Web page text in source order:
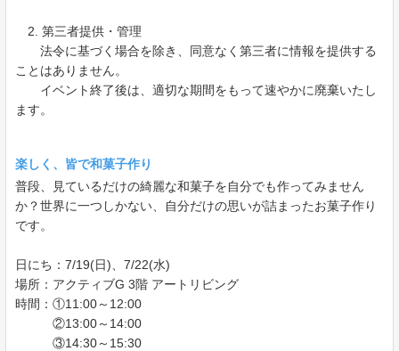
2. 第三者提供・管理
法令に基づく場合を除き、同意なく第三者に情報を提供する
ことはありません。
イベント終了後は、適切な期間をもって速やかに廃棄いたし
ます。
楽しく、皆で和菓子作り
普段、見ているだけの綺麗な和菓子を自分でも作ってみません
か？世界に一つしかない、自分だけの思いが詰まったお菓子作り
です。
日にち：7/19(日)、7/22(水)
場所：アクティブG 3階 アートリビング
時間：①11:00～12:00
②13:00～14:00
③14:30～15:30